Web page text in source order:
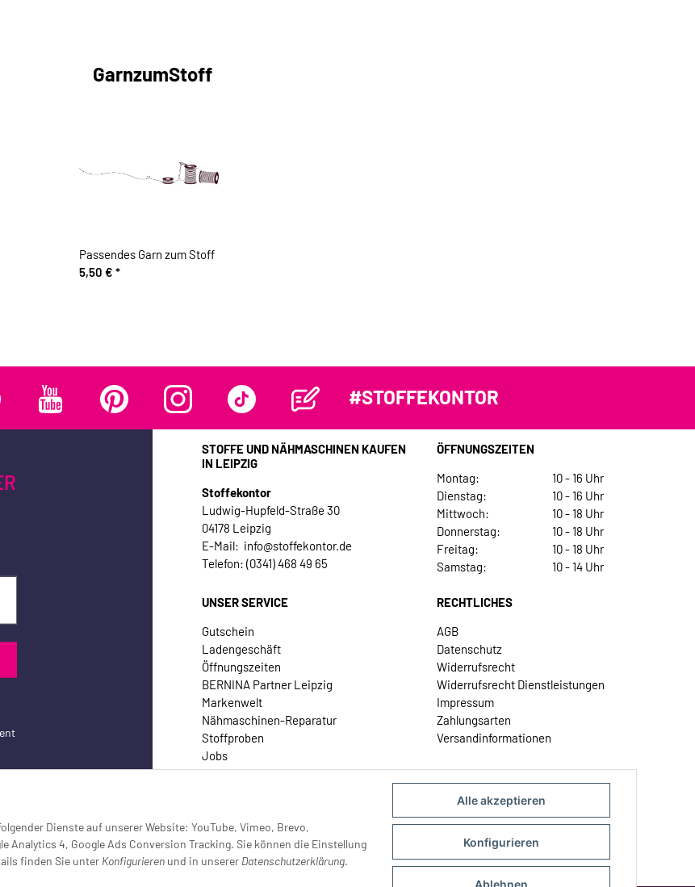
Alle akzeptieren
Konfigurieren
Ablehnen
Dienste auf unserer Website: YouTube, Vimeo, Brevo,
Analytics 4, Google Ads Conversion Tracking. Sie können die Einstellung
finden Sie unter Konfigurieren und in unserer Datenschutzerklärung.
GarnzumStoff
Passendes Garn zum Stoff
5,50 € *
#STOFFEKONTOR
STOFFE UND NÄHMASCHINEN KAUFEN
IN LEIPZIG
Stoffekontor
Ludwig-Hupfeld-Straße 30
04178 Leipzig
E-Mail: info@stoffekontor.de
Telefon: (0341) 468 49 65
ÖFFNUNGSZEITEN
Montag:
10 - 16 Uhr
Dienstag:
10 - 16 Uhr
Mittwoch:
10 - 18 Uhr
Donnerstag:
10 - 18 Uhr
Freitag:
10 - 18 Uhr
Samstag:
10 - 14 Uhr
UNSER SERVICE
Gutschein
Ladengeschäft
Öffnungszeiten
BERNINA Partner Leipzig
Markenwelt
Nähmaschinen-Reparatur
Stoffproben
Jobs
Kontakt
RECHTLICHES
AGB
Datenschutz
Widerrufsrecht
Widerrufsrecht Dienstleistungen
Impressum
Zahlungsarten
Versandinformationen